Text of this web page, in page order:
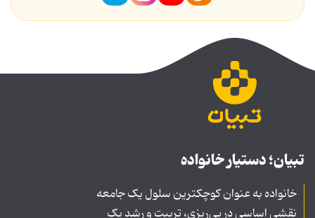
تبیان؛ دستیار خانواده
خانواده به عنوان کوچکترین سلول یک جامعه
نقشی اساسی در پی‌ریزی، تربیت و رشد یک